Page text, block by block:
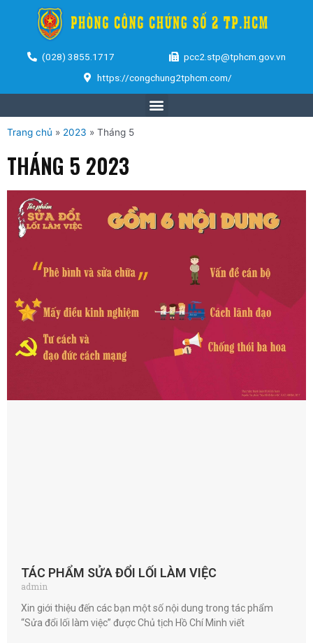
(028) 3855.1717
pcc2.stp@tphcm.gov.vn
https://congchung2tphcm.com/
Trang chủ » 2023 » Tháng 5
THÁNG 5 2023
TÁC PHẨM SỬA ĐỔI LỐI LÀM VIỆC
admin
Xin giới thiệu đến các bạn một số nội dung trong tác phẩm
“Sửa đổi lối làm việc” được Chủ tịch Hồ Chí Minh viết